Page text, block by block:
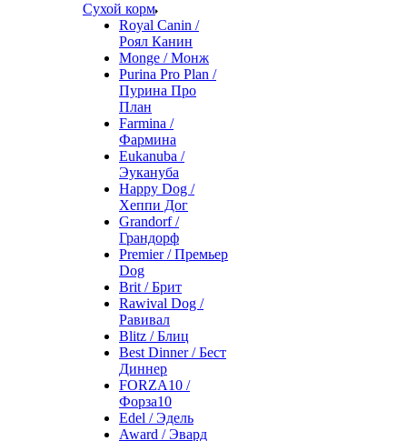
Сухой корм
Royal Canin /
Роял Канин
Monge / Монж
Purina Pro Plan /
Пурина Про
План
Farmina /
Фармина
Eukanuba /
Эукануба
Happy Dog /
Хеппи Дог
Grandorf /
Грандорф
Premier / Премьер
Dog
Brit / Брит
Rawival Dog /
Равивал
Blitz / Блиц
Best Dinner / Бест
Диннер
FORZA10 /
Форза10
Edel / Эдель
Award / Эвард